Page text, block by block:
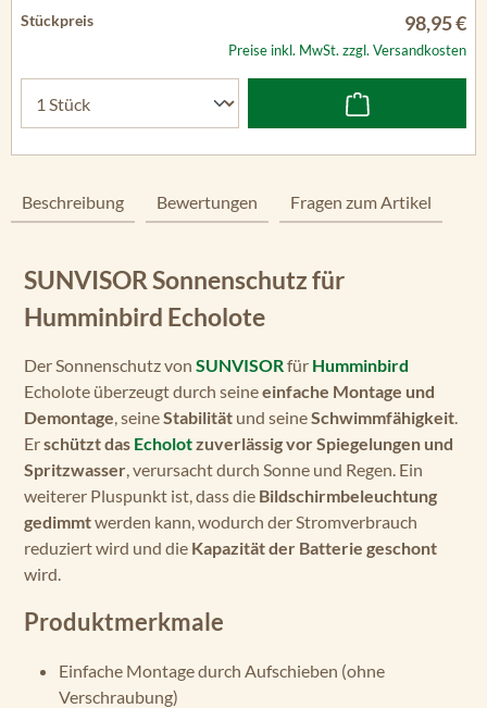
98,95 €
Preise inkl. MwSt. zzgl. Versandkosten
Beschreibung Bewertungen Fragen zum Artikel
SUNVISOR Sonnenschutz für
Humminbird Echolote
Der Sonnenschutz von SUNVISORfür Humminbird
Echolote überzeugt durch seineeinfache Montage und
Demontage, seineStabilität und seineSchwimmfähigkeit.
Erschützt das Echolotzuverlässig vor Spiegelungen und
Spritzwasser, verursacht durch Sonne und Regen. Ein
weiterer Pluspunkt ist, dass die Bildschirmbeleuchtung
gedimmtwerden kann, wodurch der Stromverbrauch
reduziert wird und die Kapazität der Batterie geschont
wird.
Produktmerkmale
Einfache Montage durch Aufschieben (ohne
Verschraubung)